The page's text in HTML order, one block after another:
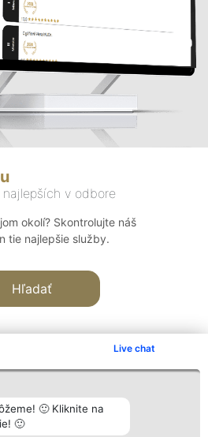
Live chat
🙂 Kliknite na
🙂
v odbore
okolí? Skontrolujte náš
tie najlepšie služby.
Hľadať
Hodnotenie
Laureáti
Lista
Kontakt
Kontakt